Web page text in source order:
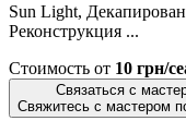
Sun Light,
Реконструкция ...
Стоимость от 10 грн/
Связаться с
Свяжитесь с мастером